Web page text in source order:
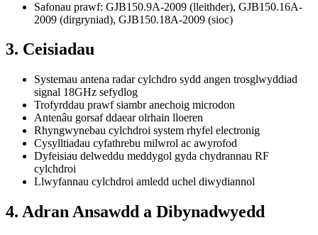
Safonau prawf: GJB150.9A-2009 (lleithder), GJB150.16A-
2009 (dirgryniad), GJB150.18A-2009 (sioc)
3. Ceisiadau
Systemau antena radar cylchdro sydd angen trosglwyddiad
signal 18GHz sefydlog
Trofyrddau prawf siambr anechoig microdon
Antenâu gorsaf ddaear olrhain lloeren
Rhyngwynebau cylchdroi system rhyfel electronig
Cysylltiadau cyfathrebu milwrol ac awyrofod
Dyfeisiau delweddu meddygol gyda chydrannau RF
cylchdroi
Llwyfannau cylchdroi amledd uchel diwydiannol
4. Adran Ansawdd a Dibynadwyedd